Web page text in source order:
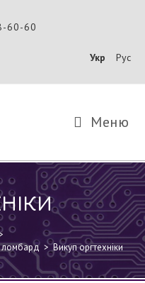
60-60
Укр Рус
Меню
ломбард > Викуп оргтехніки